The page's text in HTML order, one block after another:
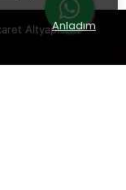
Anladım
Altyapısı ile